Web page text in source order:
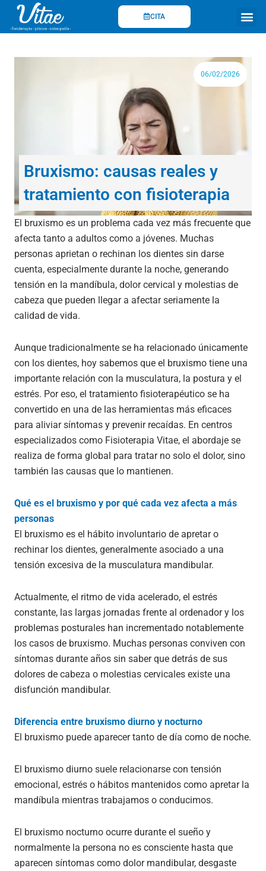
CITA
06/02/2026
Bruxismo: causas reales y
tratamiento con fisioterapia
El bruxismo es un problema cada vez más frecuente que
afecta tanto a adultos como a jóvenes. Muchas
personas aprietan o rechinan los dientes sin darse
cuenta, especialmente durante la noche, generando
tensión en la mandíbula, dolor cervical y molestias de
cabeza que pueden llegar a afectar seriamente la
calidad de vida.
Aunque tradicionalmente se ha relacionado únicamente
con los dientes, hoy sabemos que el bruxismo tiene una
importante relación con la musculatura, la postura y el
estrés. Por eso, el tratamiento fisioterapéutico se ha
convertido en una de las herramientas más eficaces
para aliviar síntomas y prevenir recaídas. En centros
especializados como Fisioterapia Vitae, el abordaje se
realiza de forma global para tratar no solo el dolor, sino
también las causas que lo mantienen.
Qué es el bruxismo y por qué cada vez afecta a más
personas
El bruxismo es el hábito involuntario de apretar o
rechinar los dientes, generalmente asociado a una
tensión excesiva de la musculatura mandibular.
Actualmente, el ritmo de vida acelerado, el estrés
constante, las largas jornadas frente al ordenador y los
problemas posturales han incrementado notablemente
los casos de bruxismo. Muchas personas conviven con
síntomas durante años sin saber que detrás de sus
dolores de cabeza o molestias cervicales existe una
disfunción mandibular.
Diferencia entre bruxismo diurno y nocturno
El bruxismo puede aparecer tanto de día como de noche.
El bruxismo diurno suele relacionarse con tensión
emocional, estrés o hábitos mantenidos como apretar la
mandíbula mientras trabajamos o conducimos.
El bruxismo nocturno ocurre durante el sueño y
normalmente la persona no es consciente hasta que
aparecen síntomas como dolor mandibular, desgaste